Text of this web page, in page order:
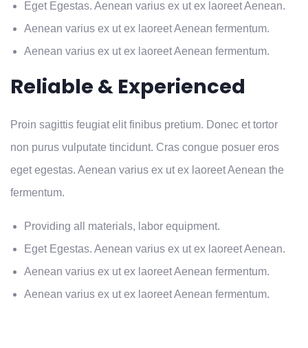
Eget Egestas. Aenean varius ex ut ex laoreet Aenean.
Aenean varius ex ut ex laoreet Aenean fermentum.
Aenean varius ex ut ex laoreet Aenean fermentum.
Reliable & Experienced
Proin sagittis feugiat elit finibus pretium. Donec et tortor
non purus vulputate tincidunt. Cras congue posuer eros
eget egestas. Aenean varius ex ut ex laoreet Aenean the
fermentum.
Providing all materials, labor equipment.
Eget Egestas. Aenean varius ex ut ex laoreet Aenean.
Aenean varius ex ut ex laoreet Aenean fermentum.
Aenean varius ex ut ex laoreet Aenean fermentum.